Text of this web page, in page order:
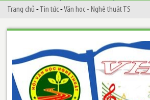
Trang chủ -Tin tức-Văn học - Nghệ thuật TS